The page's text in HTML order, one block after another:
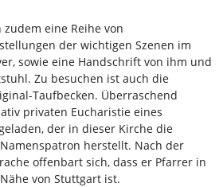
eine Reihe von
der wichtigen Szenen im
sowie eine Handschrift von ihm und
Zu besuchen ist auch die
Taufbecken. Überraschend
privaten Eucharistie eines
der in dieser Kirche die
herstellt. Nach der
offenbart sich, dass er Pfarrer in
von Stuttgart ist.